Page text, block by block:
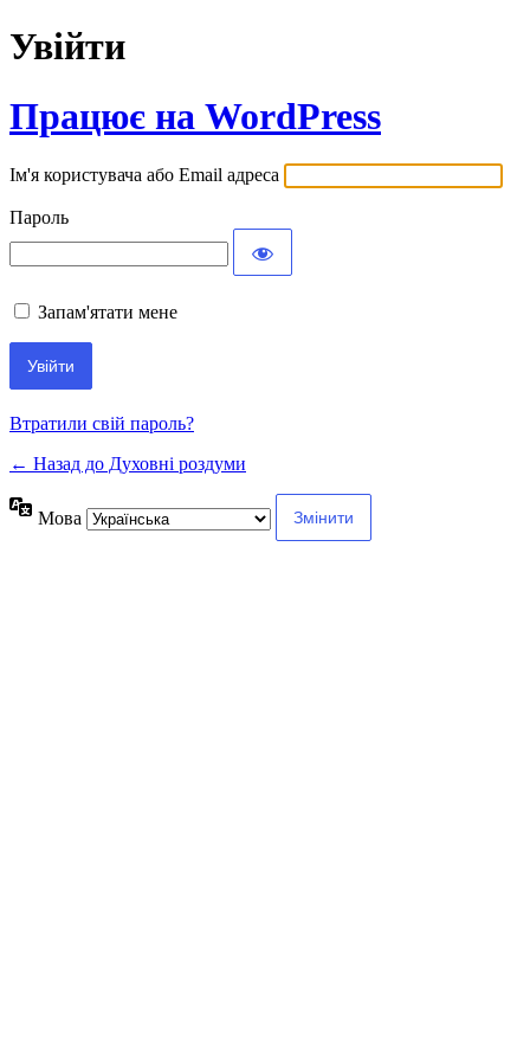
Увійти
Працює на WordPress
Ім'я користувача або Email адреса
Пароль
Запам'ятати мене
Втратили свій пароль?
← Назад до Духовні роздуми
Мова